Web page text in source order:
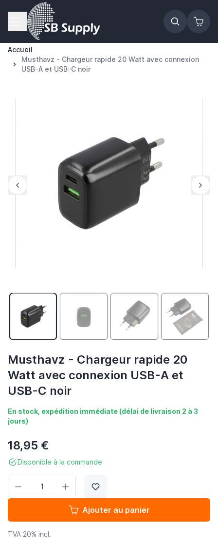
Allez au contenu
Accueil
Musthavz - Chargeur rapide 20 Watt avec connexion
USB-A et USB-C noir
Musthavz - Chargeur rapide 20
Watt avec connexion USB-A et
USB-C noir
En stock, expédition immédiate (délai de livraison 2 à 3
jours)
18,95 €
Disponible à la commande
Ajouter au panier
TVA 20% incl.